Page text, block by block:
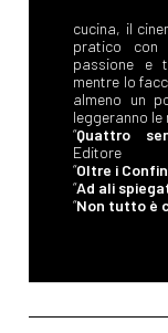
cucina, il
pratico con
passione e
mentre lo
almeno un
leggeranno le
“Quattro
Editore
“Oltre i
“Ad ali
“Non tutto è